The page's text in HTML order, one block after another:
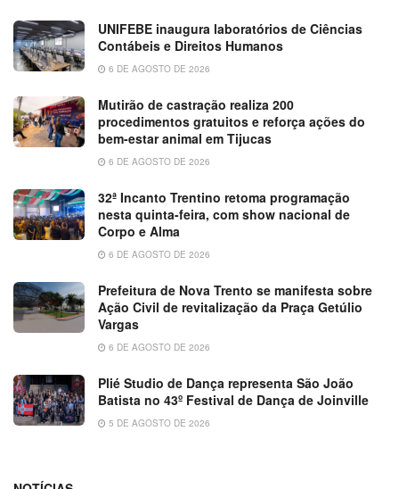
UNIFEBE inaugura laboratórios de Ciências
Contábeis e Direitos Humanos
6 DE AGOSTO DE 2026
Mutirão de castração realiza 200
procedimentos gratuitos e reforça ações do
bem-estar animal em Tijucas
6 DE AGOSTO DE 2026
32ª Incanto Trentino retoma programação
nesta quinta-feira, com show nacional de
Corpo e Alma
6 DE AGOSTO DE 2026
Prefeitura de Nova Trento se manifesta sobre
Ação Civil de revitalização da Praça Getúlio
Vargas
6 DE AGOSTO DE 2026
Plié Studio de Dança representa São João
Batista no 43º Festival de Dança de Joinville
5 DE AGOSTO DE 2026